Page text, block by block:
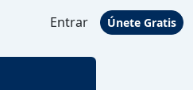
Entrar Únete Gratis